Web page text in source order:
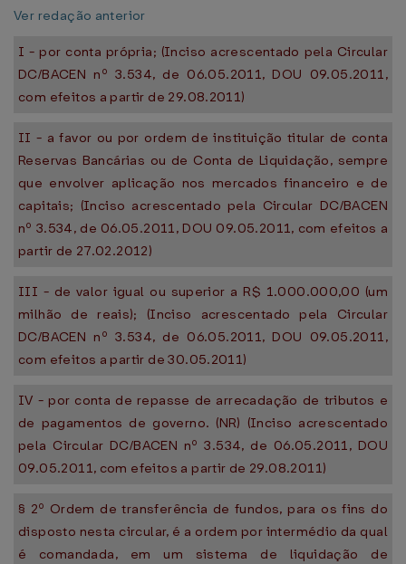
Ver redação anterior
I - por conta própria; (Inciso acrescentado pela Circular
DC/BACEN nº 3.534, de 06.05.2011, DOU 09.05.2011,
com efeitos a partir de 29.08.2011)
II - a favor ou por ordem de instituição titular de conta
Reservas Bancárias ou de Conta de Liquidação, sempre
que envolver aplicação nos mercados financeiro e de
capitais; (Inciso acrescentado pela Circular DC/BACEN
nº 3.534, de 06.05.2011, DOU 09.05.2011, com efeitos a
partir de 27.02.2012)
III - de valor igual ou superior a R$ 1.000.000,00 (um
milhão de reais); (Inciso acrescentado pela Circular
DC/BACEN nº 3.534, de 06.05.2011, DOU 09.05.2011,
com efeitos a partir de 30.05.2011)
IV - por conta de repasse de arrecadação de tributos e
de pagamentos de governo. (NR) (Inciso acrescentado
pela Circular DC/BACEN nº 3.534, de 06.05.2011, DOU
09.05.2011, com efeitos a partir de 29.08.2011)
§ 2º Ordem de transferência de fundos, para os fins do
disposto nesta circular, é a ordem por intermédio da qual
é comandada, em um sistema de liquidação de